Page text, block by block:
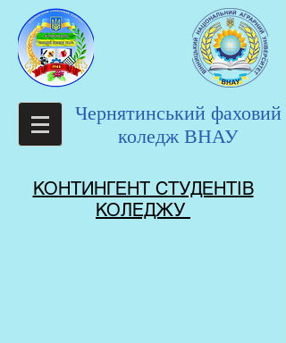
Чернятинський фаховий
коледж ВНАУ
КОНТИНГЕНТ СТУДЕНТІВ
КОЛЕДЖУ